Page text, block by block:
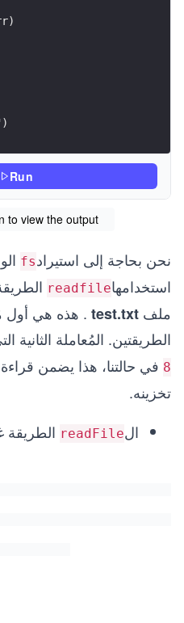
Run
to view the output
نحن بحاجة إلى استيرادfs
استخدامهاreadfile
ملف test.txt . هذه هي أول
الطريقتين. المُعاملة الثانية
8 في حالتنا، هذا يضمن
تخزينه.
الreadFile الطريقة